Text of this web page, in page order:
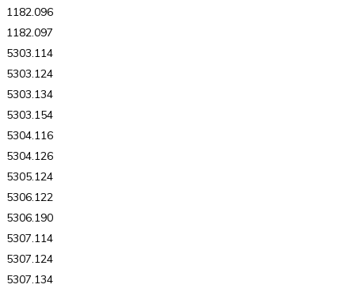
1182.096
1182.097
5303.114
5303.124
5303.134
5303.154
5304.116
5304.126
5305.124
5306.122
5306.190
5307.114
5307.124
5307.134